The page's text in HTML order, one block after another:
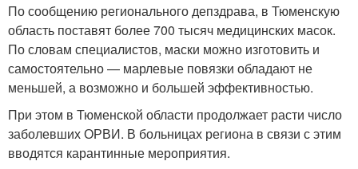
По сообщению регионального депздрава, в Тюменскую
область поставят более 700 тысяч медицинских масок.
По словам специалистов, маски можно изготовить и
самостоятельно — марлевые повязки обладают не
меньшей, а возможно и большей эффективностью.
При этом в Тюменской области продолжает расти число
заболевших ОРВИ. В больницах региона в связи с этим
вводятся карантинные мероприятия.